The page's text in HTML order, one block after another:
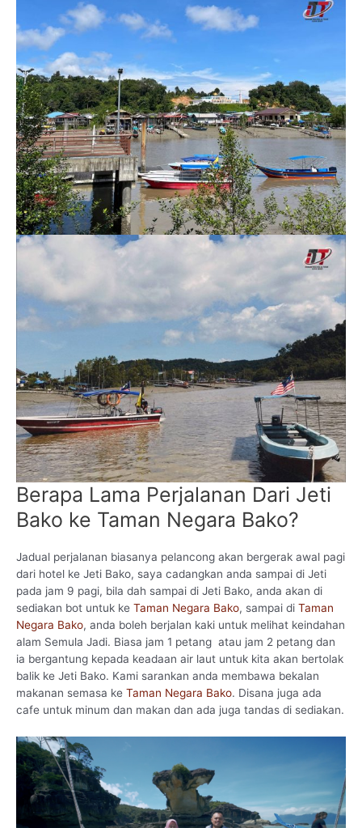
Berapa Lama Perjalanan Dari Jeti
Bako ke Taman Negara Bako?
Jadual perjalanan biasanya pelancong akan bergerak awal pagi
dari hotel ke Jeti Bako, saya cadangkan anda sampai di Jeti
pada jam 9 pagi, bila dah sampai di Jeti Bako, anda akan di
sediakan bot untuk ke Taman Negara Bako, sampai di Taman
Negara Bako, anda boleh berjalan kaki untuk melihat keindahan
alam Semula Jadi. Biasa jam 1 petang atau jam 2 petang dan
ia bergantung kepada keadaan air laut untuk kita akan bertolak
balik ke Jeti Bako. Kami sarankan anda membawa bekalan
makanan semasa ke Taman Negara Bako. Disana juga ada
cafe untuk minum dan makan dan ada juga tandas di sediakan.